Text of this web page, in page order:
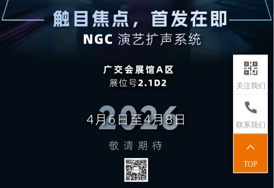
关注我们
联系我们
TOP